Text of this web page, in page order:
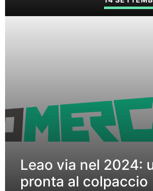
Leao via nel 2024:
pronta al colpaccio